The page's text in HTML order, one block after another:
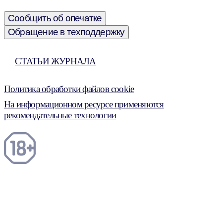
Сообщить об опечатке
Обращение в техподдержку
СТАТЬИ ЖУРНАЛА
Политика обработки файлов cookie
На информационном ресурсе применяются
рекомендательные технологии